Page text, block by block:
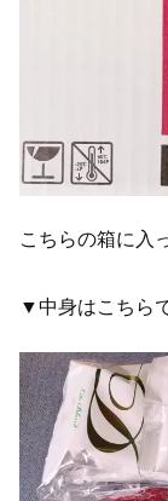
こちらの箱に入
▼中身はこちら